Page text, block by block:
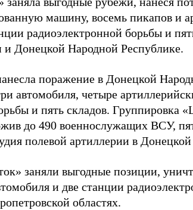
машину, восемь пикапов и
радиоэлектронной борьбы и
и Донецкой Народной Республике.
поражение в Донецкой
автомобиля, четыре
и пять складов. Группировка
до 490 военнослужащих ВСУ,
полевой артиллерии в
заняли выгодные позиции,
и две станции
областях.